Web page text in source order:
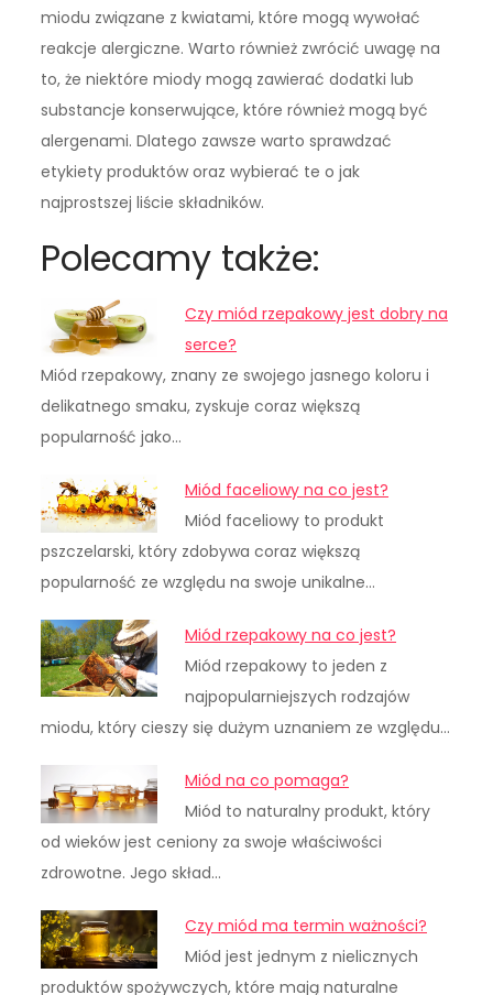
miodu związane z kwiatami, które mogą wywołać
reakcje alergiczne. Warto również zwrócić uwagę na
to, że niektóre miody mogą zawierać dodatki lub
substancje konserwujące, które również mogą być
alergenami. Dlatego zawsze warto sprawdzać
etykiety produktów oraz wybierać te o jak
najprostszej liście składników.
Polecamy także:
Czy miód rzepakowy jest dobry na
serce?
Miód rzepakowy, znany ze swojego jasnego koloru i
delikatnego smaku, zyskuje coraz większą
popularność jako…
Miód faceliowy na co jest?
Miód faceliowy to produkt
pszczelarski, który zdobywa coraz większą
popularność ze względu na swoje unikalne…
Miód rzepakowy na co jest?
Miód rzepakowy to jeden z
najpopularniejszych rodzajów
miodu, który cieszy się dużym uznaniem ze względu…
Miód na co pomaga?
Miód to naturalny produkt, który
od wieków jest ceniony za swoje właściwości
zdrowotne. Jego skład…
Czy miód ma termin ważności?
Miód jest jednym z nielicznych
produktów spożywczych, które mają naturalne